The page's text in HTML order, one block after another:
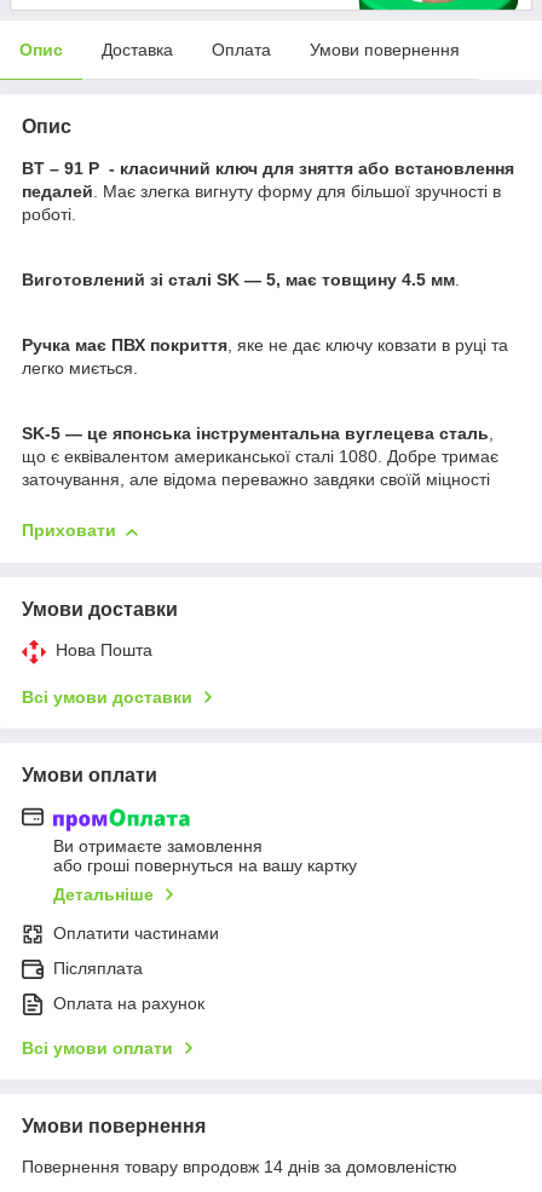
Опис Доставка Оплата Умови повернення
Опис
BT – 91 P - класичний ключ для зняття або встановлення
педалей. Має злегка вигнуту форму для більшої зручності в
роботі.
Виготовлений зі сталі SK — 5, має товщину 4.5 мм.
Ручка має ПВХ покриття, яке не дає ключу ковзати в руці та
легко миється.
SK-5 — це японська інструментальна вуглецева сталь,
що є еквівалентом американської сталі 1080. Добре тримає
заточування, але відома переважно завдяки своїй міцності
Приховати
Умови доставки
Нова Пошта
Всі умови доставки
Умови оплати
Ви отримаєте замовлення
або гроші повернуться на вашу картку
Детальніше
Оплатити частинами
Післяплата
Оплата на рахунок
Всі умови оплати
Умови повернення
Повернення товару впродовж 14 днів за домовленістю